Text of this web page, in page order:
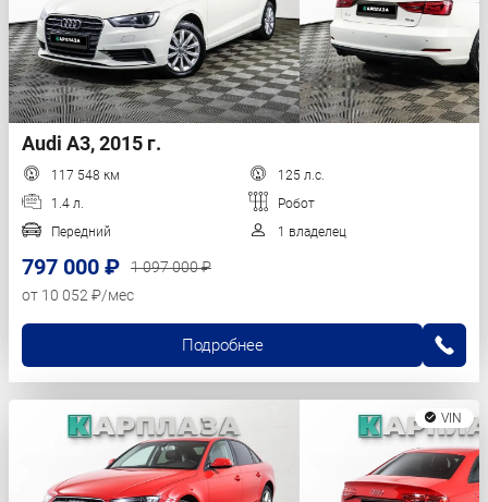
Audi A3, 2015 г.
117 548 км
125 л.с.
1.4 л.
Робот
Передний
1 владелец
797 000 ₽
1 097 000 ₽
от 10 052 ₽/мес
Подробнее
VIN